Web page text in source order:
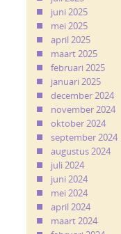
juni 2025
mei 2025
april 2025
maart 2025
februari 2025
januari 2025
december 2024
november 2024
oktober 2024
september 2024
augustus 2024
juli 2024
juni 2024
mei 2024
april 2024
maart 2024